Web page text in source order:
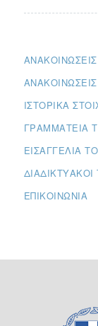
ΙΣΤΟΡΙΚΆ
ΓΡΑΜΜΑΤΕΊΑ
ΕΙΣΑΓΓΕΛΊΑ
ΔΙΑΔΙΚΤΥΑΚΟΊ
ΕΠΙΚΟΙΝΩΝΊΑ